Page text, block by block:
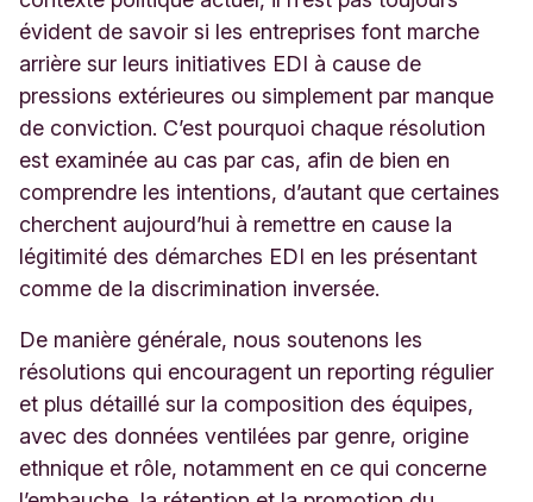
évident de savoir si les entreprises font marche
arrière sur leurs initiatives EDI à cause de
pressions extérieures ou simplement par manque
de conviction. C’est pourquoi chaque résolution
est examinée au cas par cas, afin de bien en
comprendre les intentions, d’autant que certaines
cherchent aujourd’hui à remettre en cause la
légitimité des démarches EDI en les présentant
comme de la discrimination inversée.
De manière générale, nous soutenons les
résolutions qui encouragent un reporting régulier
et plus détaillé sur la composition des équipes,
avec des données ventilées par genre, origine
ethnique et rôle, notamment en ce qui concerne